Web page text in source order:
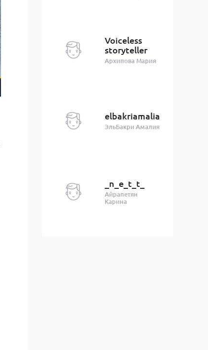
Voiceless
storyteller
Архипова Мария
elbakriamalia
ЭльБакри Амалия
_n_e_t_t_
Айрапетян
Карина